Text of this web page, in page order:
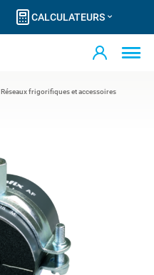
CALCULATEURS
Réseaux frigorifiques et accessoires